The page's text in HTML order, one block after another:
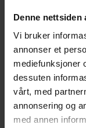
Denne nettsiden
Vi bruker
annonser et
mediefunksjoner
dessuten
vårt, med
annonsering og
med annen